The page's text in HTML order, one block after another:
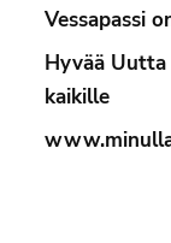
Vessapassi
Hyvää
kaikille